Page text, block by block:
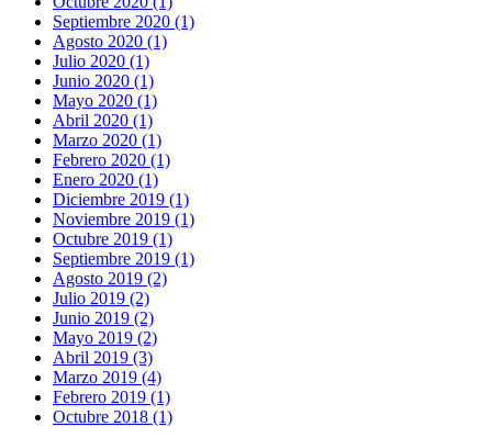
Septiembre 2020 (1)
Agosto 2020 (1)
Julio 2020 (1)
Junio 2020 (1)
Mayo 2020 (1)
Abril 2020 (1)
Marzo 2020 (1)
Febrero 2020 (1)
Enero 2020 (1)
Diciembre 2019 (1)
Noviembre 2019 (1)
Octubre 2019 (1)
Septiembre 2019 (1)
Agosto 2019 (2)
Julio 2019 (2)
Junio 2019 (2)
Mayo 2019 (2)
Abril 2019 (3)
Marzo 2019 (4)
Febrero 2019 (1)
Octubre 2018 (1)